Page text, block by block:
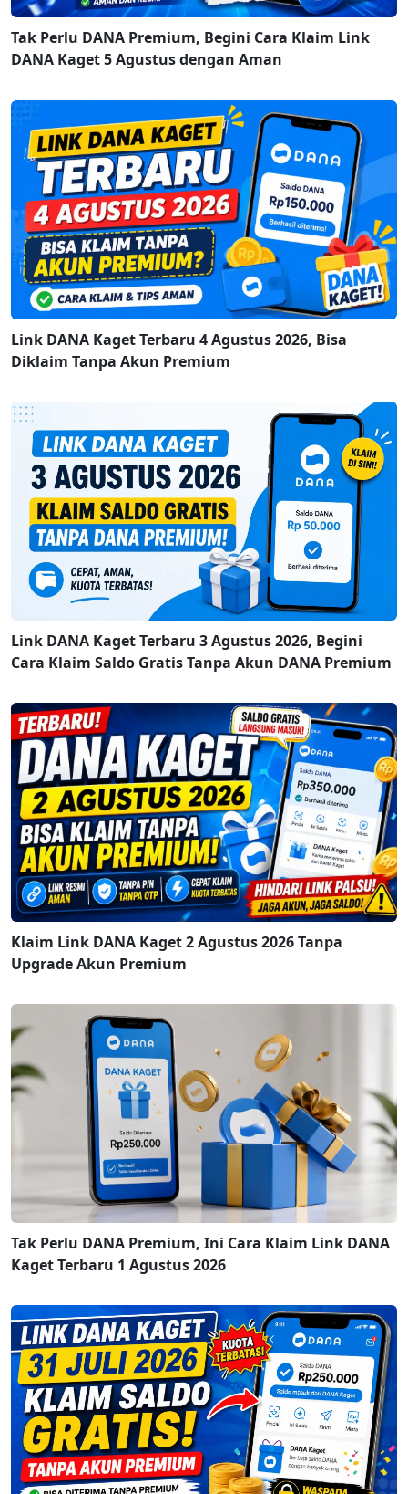
Tak Perlu DANA Premium, Begini Cara Klaim Link
DANA Kaget 5 Agustus dengan Aman
Link DANA Kaget Terbaru 4 Agustus 2026, Bisa
Diklaim Tanpa Akun Premium
Link DANA Kaget Terbaru 3 Agustus 2026, Begini
Cara Klaim Saldo Gratis Tanpa Akun DANA Premium
Klaim Link DANA Kaget 2 Agustus 2026 Tanpa
Upgrade Akun Premium
Tak Perlu DANA Premium, Ini Cara Klaim Link DANA
Kaget Terbaru 1 Agustus 2026